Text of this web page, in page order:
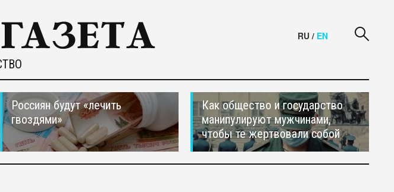
RU / EN
Россиян будут «лечить
гвоздями»
Как общество и государство
манипулируют мужчинами,
чтобы те жертвовали собой